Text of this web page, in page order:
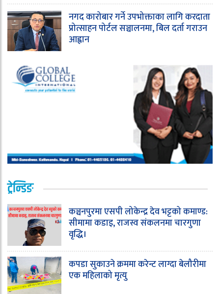
नगद कारोबार गर्ने उपभोक्ताका लागि करदाता
प्रोत्साहन पोर्टल सञ्चालनमा, बिल दर्ता गराउन
आह्वान
ट्रेन्डिङ
कञ्चनपुरमा एसपी लोकेन्द्र देव भट्टको कमाण्ड:
सीमामा कडाइ, राजस्व संकलनमा चारगुणा
वृद्धि।
कपडा सुकाउने क्रममा करेन्ट लाग्दा बेलौरीमा
एक महिलाको मृत्यु